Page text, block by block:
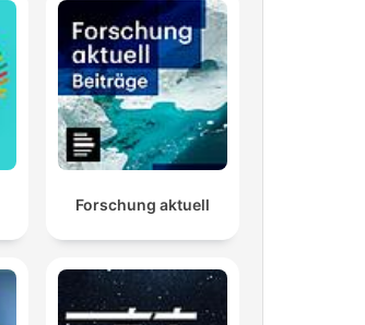
Forschung aktuell